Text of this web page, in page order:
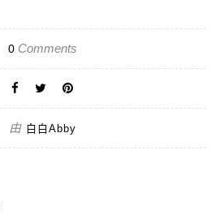
0Comments
由 白白Abby